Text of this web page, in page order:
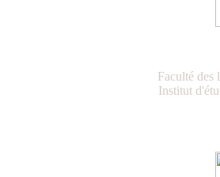
Faculté des
Institut